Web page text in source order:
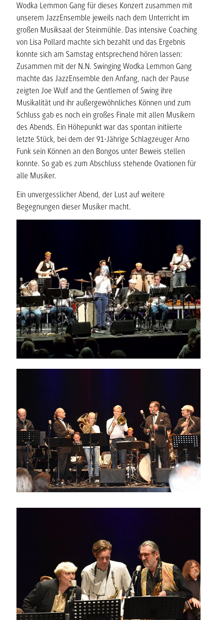
Wodka Lemmon Gang für dieses Konzert zusammen mit
unserem JazzEnsemble jeweils nach dem Unterricht im
großen Musiksaal der Steinmühle. Das intensive Coaching
von Lisa Pollard machte sich bezahlt und das Ergebnis
konnte sich am Samstag entsprechend hören lassen:
Zusammen mit der N.N. Swinging Wodka Lemmon Gang
machte das JazzEnsemble den Anfang, nach der Pause
zeigten Joe Wulf and the Gentlemen of Swing ihre
Musikalität und ihr außergewöhnliches Können und zum
Schluss gab es noch ein großes Finale mit allen Musikern
des Abends. Ein Höhepunkt war das spontan initiierte
letzte Stück, bei dem der 91-Jährige Schlagzeuger Arno
Funk sein Können an den Bongos unter Beweis stellen
konnte. So gab es zum Abschluss stehende Ovationen für
alle Musiker.
Ein unvergesslicher Abend, der Lust auf weitere
Begegnungen dieser Musiker macht.